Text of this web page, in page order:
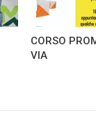
CORSO
VIA